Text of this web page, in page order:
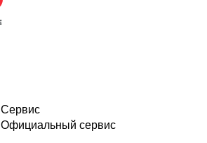
Сервис
Официальный сервис